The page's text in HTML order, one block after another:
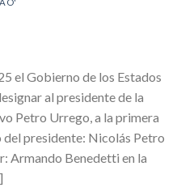
el Gobierno de los Estados
al presidente de la
Petro Urrego, a la primera
del presidente: Nicolás Petro
Armando Benedetti en la